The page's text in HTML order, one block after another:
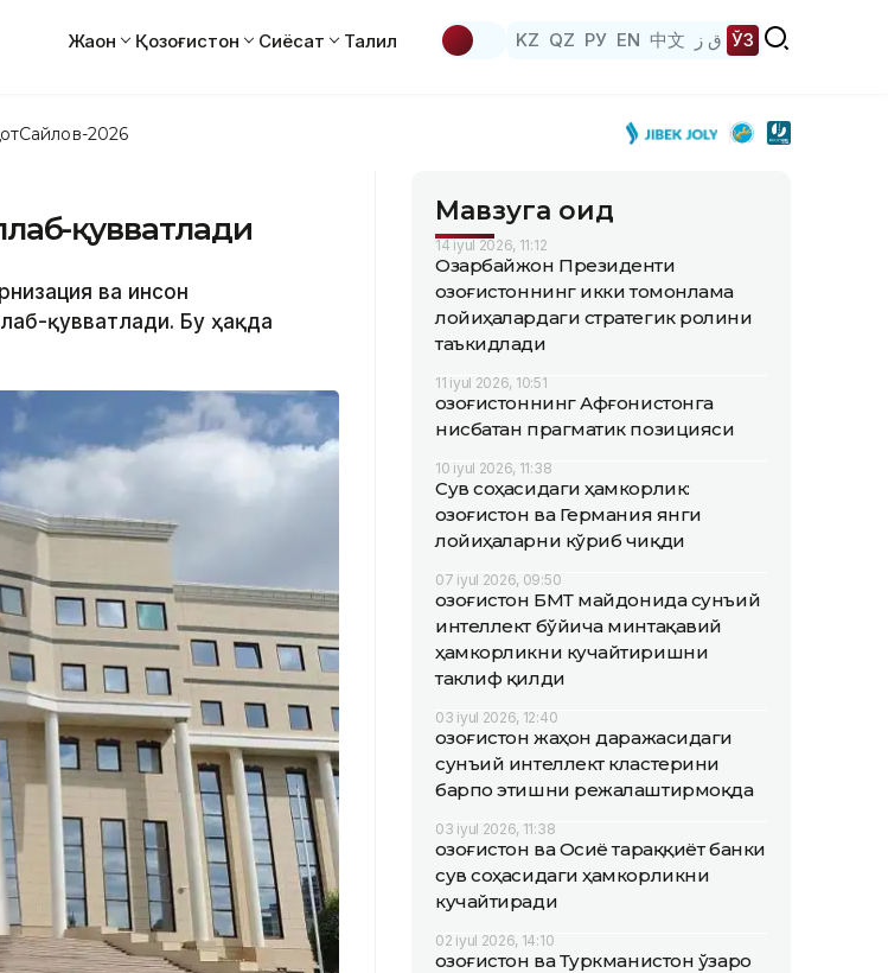
Жаҳон Қозоғистон Сиёсат Таҳлил KZ QZ РУ EN 中文 ق ز ЎЗ
Сайлов-2026
қувватлади
ва инсон
қувватлади. Бу ҳақда
Мавзуга оид
14 iyul 2026, 11:12
Озарбайжон Президенти
Қозоғистоннинг икки томонлама
лойиҳалардаги стратегик ролини
таъкидлади
11 iyul 2026, 10:51
Қозоғистоннинг Афғонистонга
нисбатан прагматик позицияси
10 iyul 2026, 11:38
Сув соҳасидаги ҳамкорлик:
Қозоғистон ва Германия янги
лойиҳаларни кўриб чиқди
07 iyul 2026, 09:50
Қозоғистон БМТ майдонида сунъий
интеллект бўйича минтақавий
ҳамкорликни кучайтиришни
таклиф қилди
03 iyul 2026, 12:40
Қозоғистон жаҳон даражасидаги
сунъий интеллект кластерини
барпо этишни режалаштирмоқда
03 iyul 2026, 11:38
Қозоғистон ва Осиё тараққиёт банки
сув соҳасидаги ҳамкорликни
кучайтиради
02 iyul 2026, 14:10
Қозоғистон ва Туркманистон ўзаро